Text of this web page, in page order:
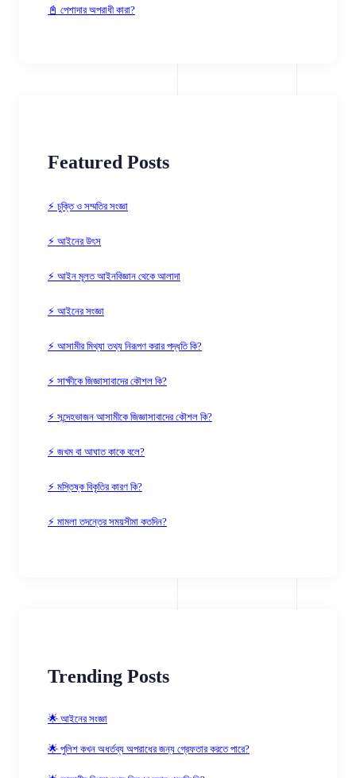
📓 পেশাদার অপরাধী কারা?
Featured Posts
⚡ চুক্তি ও সম্মতির সংজ্ঞা
⚡ আইনের উৎস
⚡ আইন মূলত আইনবিজ্ঞান থেকে আলাদা
⚡ আইনের সংজ্ঞা
⚡ আসামীর মিথ্যা তথ্য নিরূপণ করার পদ্ধতি কি?
⚡ সাক্ষীকে জিজ্ঞাসাবাদের কৌশল কি?
⚡ সন্দেহভাজন আসামীকে জিজ্ঞাসাবাদের কৌশল কি?
⚡ জখম বা আঘাত কাকে বলে?
⚡ মস্তিষ্ক বিকৃতির কারণ কি?
⚡ মামলা তদন্তের সময়সীমা কতদিন?
Trending Posts
🌟 আইনের সংজ্ঞা
🌟 পুলিশ কখন অধর্তব্য অপরাধের জন্য গ্রেফতার করতে পারে?